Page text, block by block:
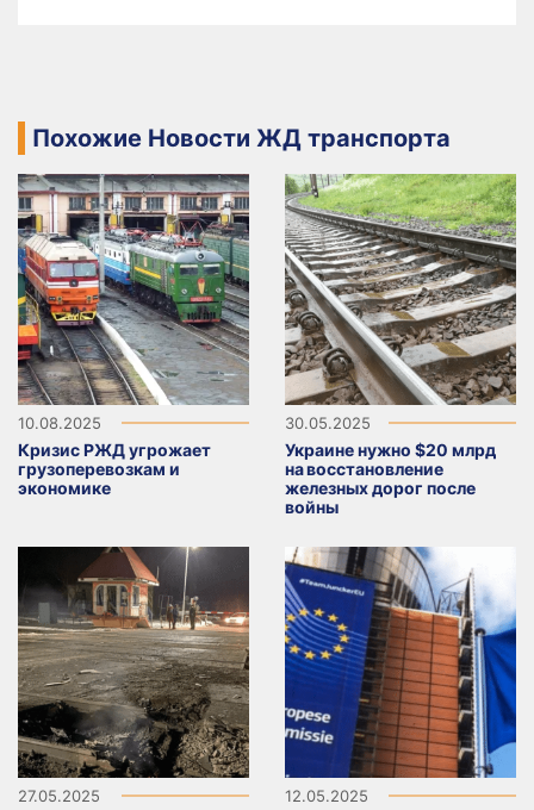
Похожие Новости ЖД транспорта
10.08.2025
Кризис РЖД угрожает
грузоперевозкам и
экономике
30.05.2025
Украине нужно $20 млрд
на восстановление
железных дорог после
войны
27.05.2025 12.05.2025